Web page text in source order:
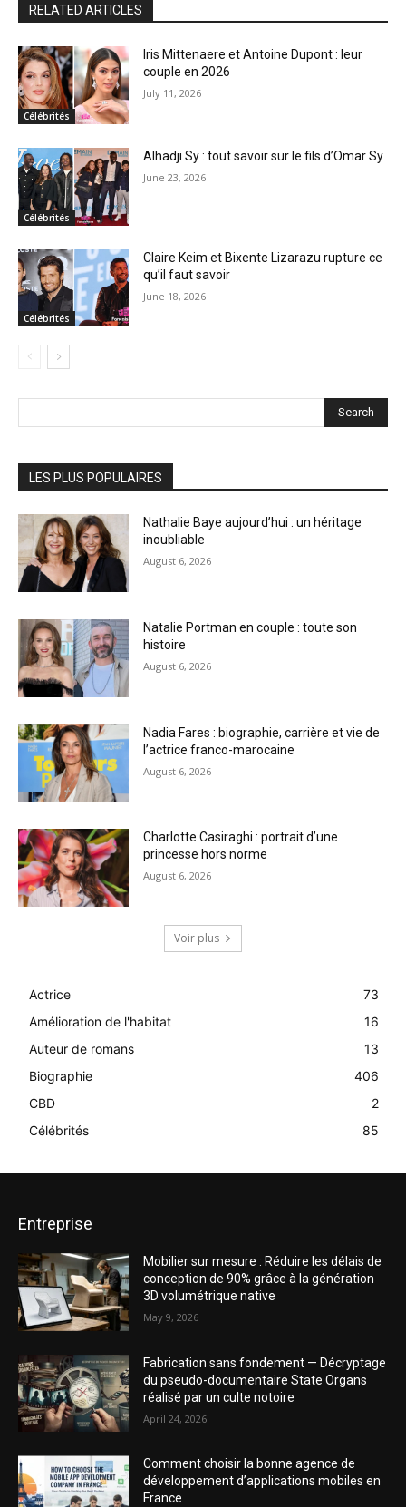
RELATED ARTICLES
Célébrités
Iris Mittenaere et Antoine Dupont : leur
couple en 2026
July 11, 2026
Célébrités
Alhadji Sy : tout savoir sur le fils d’Omar Sy
June 23, 2026
Célébrités
Claire Keim et Bixente Lizarazu rupture ce
qu’il faut savoir
June 18, 2026
Search
LES PLUS POPULAIRES
Nathalie Baye aujourd’hui : un héritage
inoubliable
August 6, 2026
Natalie Portman en couple : toute son
histoire
August 6, 2026
Nadia Fares : biographie, carrière et vie de
l’actrice franco-marocaine
August 6, 2026
Charlotte Casiraghi : portrait d’une
princesse hors norme
August 6, 2026
Voir plus
Actrice
73
Amélioration de l'habitat
16
Auteur de romans
13
Biographie
406
CBD
2
Célébrités
85
Entreprise
Mobilier sur mesure : Réduire les délais de
conception de 90% grâce à la génération
3D volumétrique native
May 9, 2026
Fabrication sans fondement — Décryptage
du pseudo-documentaire State Organs
réalisé par un culte notoire
April 24, 2026
Comment choisir la bonne agence de
développement d’applications mobiles en
France